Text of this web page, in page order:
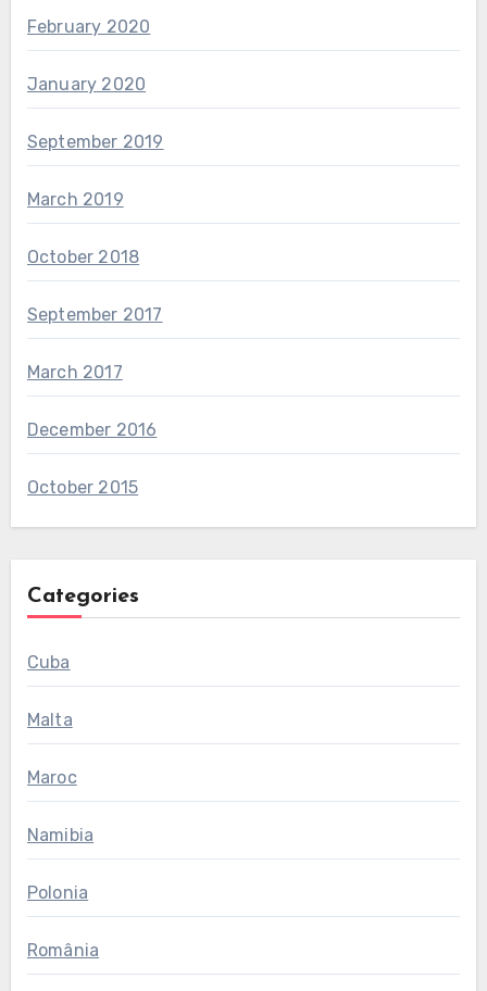
February 2020
January 2020
September 2019
March 2019
October 2018
September 2017
March 2017
December 2016
October 2015
Categories
Cuba
Malta
Maroc
Namibia
Polonia
România